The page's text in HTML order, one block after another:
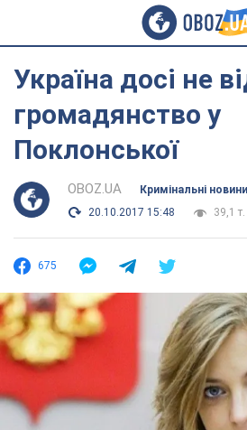
Україна досі не
громадянство у
Поклонської
OBOZ.UA
Кримінальні новини
20.10.2017 15:48
39,1 т.
675